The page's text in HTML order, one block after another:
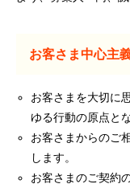
お客さま中心主
お客さまを大切に
ゆる行動の原点と
お客さまからのご
します。
お客さまのご契約